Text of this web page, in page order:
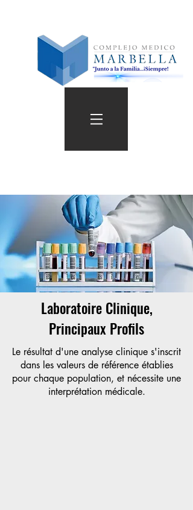
Laboratoire Clinique,
Principaux Profils
Le résultat d'une analyse clinique s'inscrit
dans les valeurs de référence établies
pour chaque population, et nécessite une
interprétation médicale.